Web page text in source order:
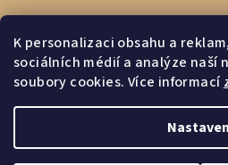
K personalizaci obsahu a
sociálních médií a analýze naší
soubory cookies. Více informací
Facebook